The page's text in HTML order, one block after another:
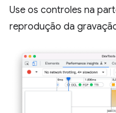
Use os controles na
reprodução da